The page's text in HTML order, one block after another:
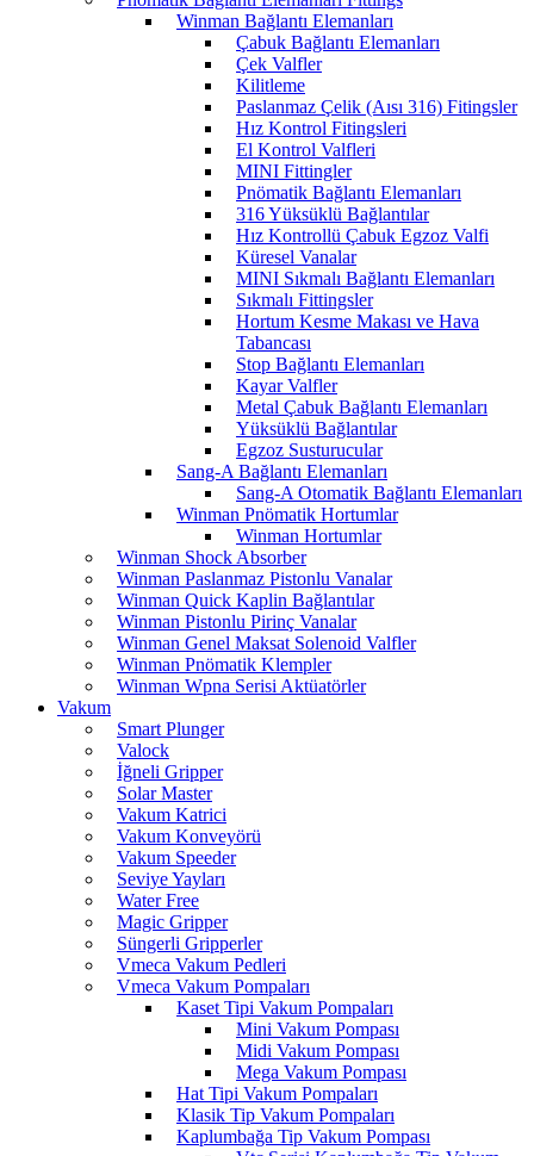
Winman Bağlantı Elemanları
Çabuk Bağlantı Elemanları
Çek Valfler
Kilitleme
Paslanmaz Çelik (Aısı 316) Fitingsler
Hız Kontrol Fitingsleri
El Kontrol Valfleri
MINI Fittingler
Pnömatik Bağlantı Elemanları
316 Yüksüklü Bağlantılar
Hız Kontrollü Çabuk Egzoz Valfi
Küresel Vanalar
MINI Sıkmalı Bağlantı Elemanları
Sıkmalı Fittingsler
Hortum Kesme Makası ve Hava
Tabancası
Stop Bağlantı Elemanları
Kayar Valfler
Metal Çabuk Bağlantı Elemanları
Yüksüklü Bağlantılar
Egzoz Susturucular
Sang-A Bağlantı Elemanları
Sang-A Otomatik Bağlantı Elemanları
Winman Pnömatik Hortumlar
Winman Hortumlar
Winman Shock Absorber
Winman Paslanmaz Pistonlu Vanalar
Winman Quick Kaplin Bağlantılar
Winman Pistonlu Pirinç Vanalar
Winman Genel Maksat Solenoid Valfler
Winman Pnömatik Klempler
Winman Wpna Serisi Aktüatörler
Vakum
Smart Plunger
Valock
İğneli Gripper
Solar Master
Vakum Katrici
Vakum Konveyörü
Vakum Speeder
Seviye Yayları
Water Free
Magic Gripper
Süngerli Gripperler
Vmeca Vakum Pedleri
Vmeca Vakum Pompaları
Kaset Tipi Vakum Pompaları
Mini Vakum Pompası
Midi Vakum Pompası
Mega Vakum Pompası
Hat Tipi Vakum Pompaları
Klasik Tip Vakum Pompaları
Kaplumbağa Tip Vakum Pompası